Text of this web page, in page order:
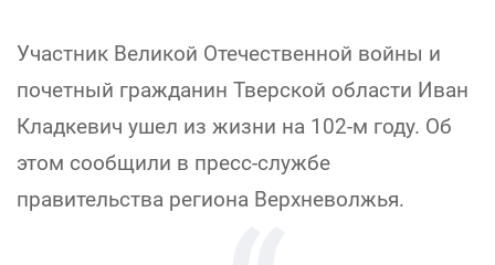
Участник Великой Отечественной войны и
почетный гражданин Тверской области Иван
Кладкевич ушел из жизни на 102-м году. Об
этом сообщили в пресс-службе
правительства региона Верхневолжья.